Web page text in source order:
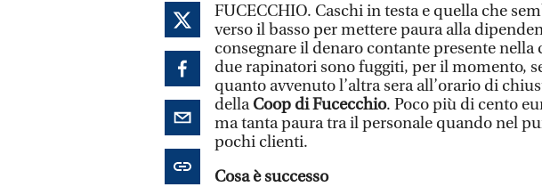
FUCECCHIO. Caschi in testa e quella che
verso il basso per mettere paura alla
consegnare il denaro contante presente
due rapinatori sono fuggiti, per il momento,
quanto avvenuto l’altra sera all’orario di
dellaCoop di Fucecchio. Poco più di cento
ma tanta paura tra il personale quando nel
pochi clienti.
Cosa è successo